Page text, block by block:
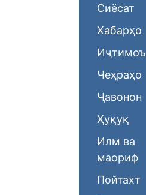
Сиёсат
Хабарҳо
Иҷтимоъ
Чеҳраҳо
Ҷавонон
Ҳуқуқ
Илм ва
маориф
Пойтахт